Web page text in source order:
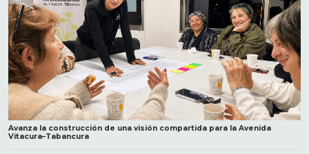
Avanza la construcción de una visión compartida para la Avenida
Vitacura–Tabancura